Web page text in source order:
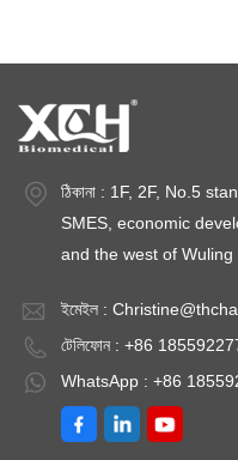
ঠিকানা : 1F, 2F, No.5
SMES, economic
and the west of
ইমেইল :
টেলিফোন : +86
WhatsApp : +86